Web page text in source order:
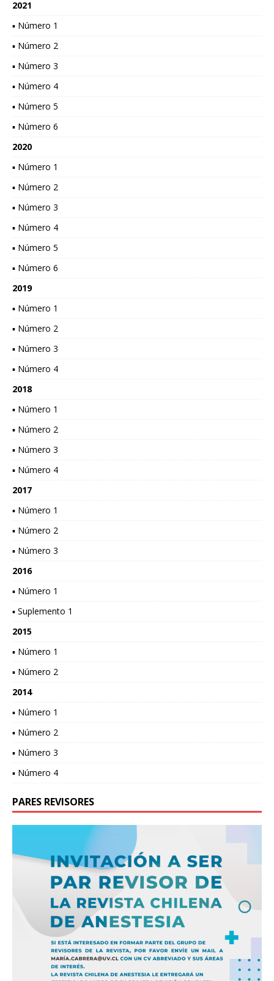
2021
▪ Número 1
▪ Número 2
▪ Número 3
▪ Número 4
▪ Número 5
▪ Número 6
2020
▪ Número 1
▪ Número 2
▪ Número 3
▪ Número 4
▪ Número 5
▪ Número 6
2019
▪ Número 1
▪ Número 2
▪ Número 3
▪ Número 4
2018
▪ Número 1
▪ Número 2
▪ Número 3
▪ Número 4
2017
▪ Número 1
▪ Número 2
▪ Número 3
2016
▪ Número 1
▪ Suplemento 1
2015
▪ Número 1
▪ Número 2
2014
▪ Número 1
▪ Número 2
▪ Número 3
▪ Número 4
PARES REVISORES